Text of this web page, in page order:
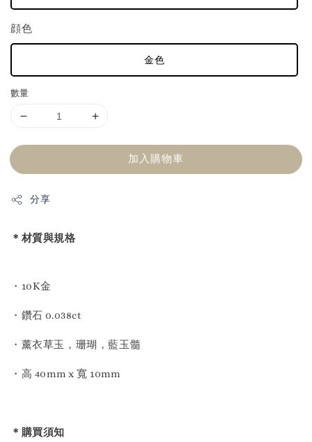
顔色
金色
數量
加入購物車
分享
＊材質與規格
・10K金
・鑽石 0.038ct
・薰衣草玉，珊瑚，藍玉髓
・高 40mm x 寬 10mm
＊購買須知